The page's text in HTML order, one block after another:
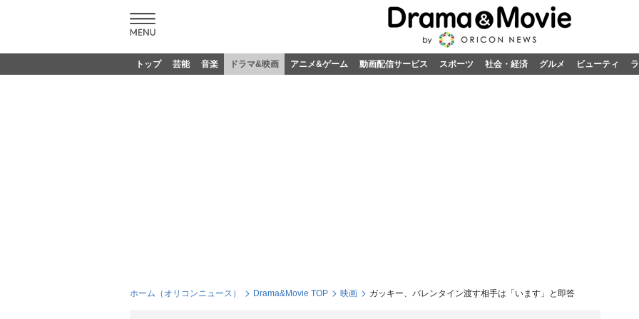
トップ 芸能 音楽 ドラマ&映画 アニメ&ゲーム 動画配信サービス スポーツ 社会・経済 グルメ ビューティ
ホーム（オリコンニュース） Drama&Movie TOP 映画 ガッキー、バレンタイン渡す相手は「います」と即答